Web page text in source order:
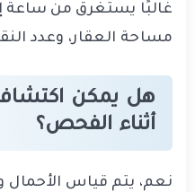
غالبًا يستغرق من
مساحة العقار، وعدد
هل يمكن اكتشاف
أثناء الفحص؟
نعم، يتم قياس الأحمال